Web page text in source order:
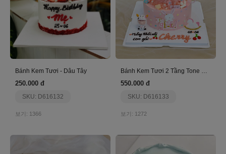
Bánh Kem Tươi - Dâu Tây
250.000 đ
SKU: D616132
보기: 1366
Bánh Kem Tươi 2 Tầng Tone Hồng
550.000 đ
SKU: D616133
보기: 1272